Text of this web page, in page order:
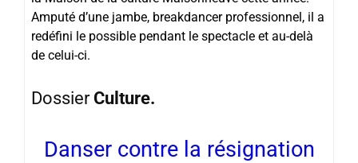
Amputé d’une jambe, breakdancer professionnel, il a
redéfini le possible pendant le spectacle et au-delà
de celui-ci.
Dossier Culture.
Danser contre la résignation